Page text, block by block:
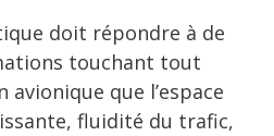
doit répondre à de
touchant tout
que l’espace
fluidité du trafic,